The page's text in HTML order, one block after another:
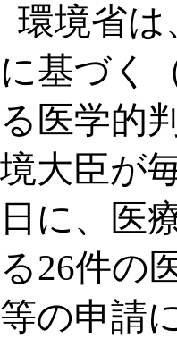
環境省は
に基づく
る医学的
境大臣が
日に、医
る26件の
等の申請